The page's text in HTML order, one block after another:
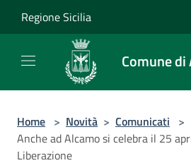
Regione Sicilia
Comune di
Home > Novità > Comunicati >
Anche ad Alcamo si celebra il 25
Liberazione